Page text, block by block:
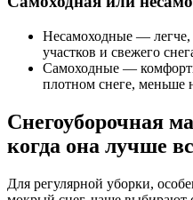
Несамоходные —
участков и свежего
Самоходные —
плотном снеге, меньше
Снегоуборочная
когда она лучше
Для регулярной уборки,